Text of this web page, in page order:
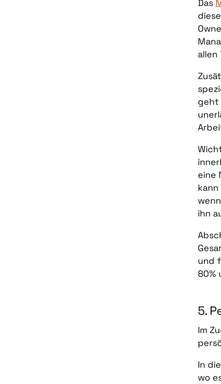
Das
allen
geht
eine
ihn
und
80%
5.
Im
In
wo